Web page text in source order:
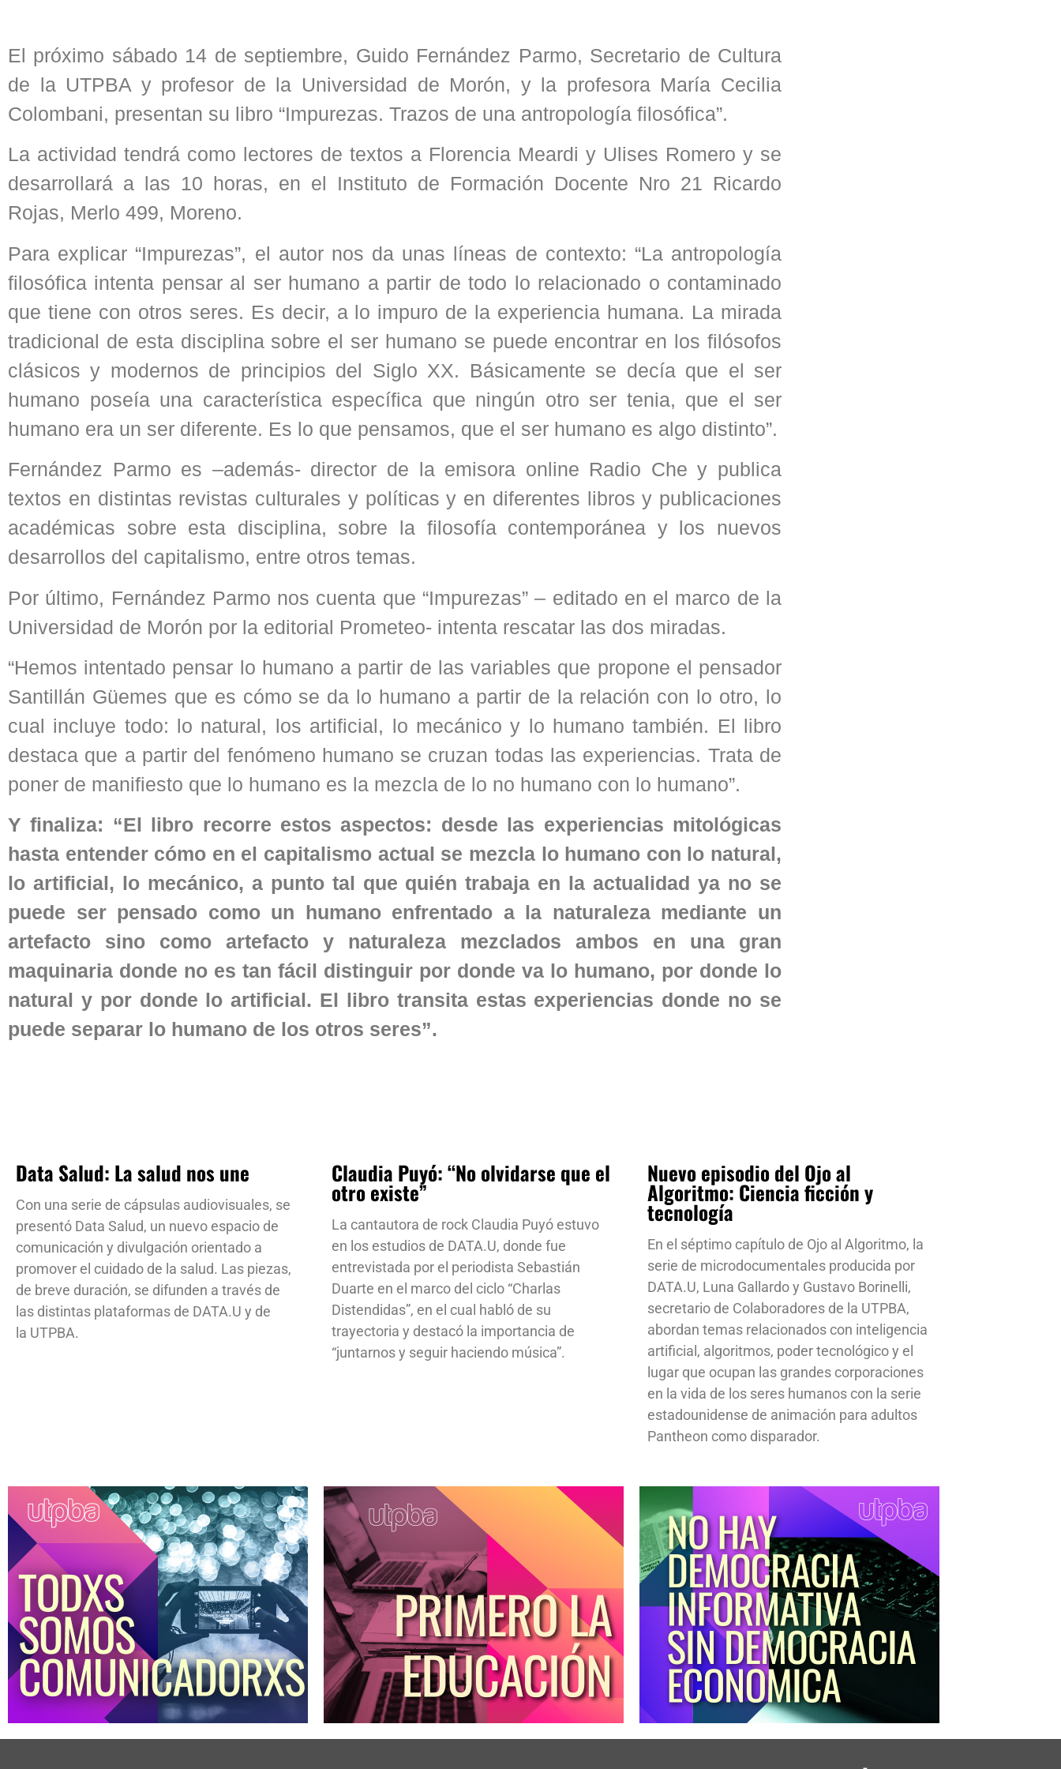
El próximo sábado 14 de septiembre, Guido Fernández Parmo, Secretario de Cultura
de la UTPBA y profesor de la Universidad de Morón, y la profesora María Cecilia
Colombani, presentan su libro “Impurezas. Trazos de una antropología filosófica”.
La actividad tendrá como lectores de textos a Florencia Meardi y Ulises Romero y se
desarrollará a las 10 horas, en el Instituto de Formación Docente Nro 21 Ricardo
Rojas, Merlo 499, Moreno.
Para explicar “Impurezas”, el autor nos da unas líneas de contexto: “La antropología
filosófica intenta pensar al ser humano a partir de todo lo relacionado o contaminado
que tiene con otros seres. Es decir, a lo impuro de la experiencia humana. La mirada
tradicional de esta disciplina sobre el ser humano se puede encontrar en los filósofos
clásicos y modernos de principios del Siglo XX. Básicamente se decía que el ser
humano poseía una característica específica que ningún otro ser tenia, que el ser
humano era un ser diferente. Es lo que pensamos, que el ser humano es algo distinto”.
Fernández Parmo es –además- director de la emisora online Radio Che y publica
textos en distintas revistas culturales y políticas y en diferentes libros y publicaciones
académicas sobre esta disciplina, sobre la filosofía contemporánea y los nuevos
desarrollos del capitalismo, entre otros temas.
Por último, Fernández Parmo nos cuenta que “Impurezas” – editado en el marco de la
Universidad de Morón por la editorial Prometeo- intenta rescatar las dos miradas.
“Hemos intentado pensar lo humano a partir de las variables que propone el pensador
Santillán Güemes que es cómo se da lo humano a partir de la relación con lo otro, lo
cual incluye todo: lo natural, los artificial, lo mecánico y lo humano también. El libro
destaca que a partir del fenómeno humano se cruzan todas las experiencias. Trata de
poner de manifiesto que lo humano es la mezcla de lo no humano con lo humano”.
Y finaliza: “El libro recorre estos aspectos: desde las experiencias mitológicas
hasta entender cómo en el capitalismo actual se mezcla lo humano con lo natural,
lo artificial, lo mecánico, a punto tal que quién trabaja en la actualidad ya no se
puede ser pensado como un humano enfrentado a la naturaleza mediante un
artefacto sino como artefacto y naturaleza mezclados ambos en una gran
maquinaria donde no es tan fácil distinguir por donde va lo humano, por donde lo
natural y por donde lo artificial. El libro transita estas experiencias donde no se
puede separar lo humano de los otros seres”.
Data Salud: La salud nos une
Con una serie de cápsulas audiovisuales, se
presentó Data Salud, un nuevo espacio de
comunicación y divulgación orientado a
promover el cuidado de la salud. Las piezas,
de breve duración, se difunden a través de
las distintas plataformas de DATA.U y de
la UTPBA.
Claudia Puyó: “No olvidarse que el
otro existe”
La cantautora de rock Claudia Puyó estuvo
en los estudios de DATA.U, donde fue
entrevistada por el periodista Sebastián
Duarte en el marco del ciclo “Charlas
Distendidas”, en el cual habló de su
trayectoria y destacó la importancia de
“juntarnos y seguir haciendo música”.
Nuevo episodio del Ojo al
Algoritmo: Ciencia ficción y
tecnología
En el séptimo capítulo de Ojo al Algoritmo, la
serie de microdocumentales producida por
DATA.U, Luna Gallardo y Gustavo Borinelli,
secretario de Colaboradores de la UTPBA,
abordan temas relacionados con inteligencia
artificial, algoritmos, poder tecnológico y el
lugar que ocupan las grandes corporaciones
en la vida de los seres humanos con la serie
estadounidense de animación para adultos
Pantheon como disparador.